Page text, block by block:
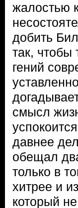
жалостью
добить
так, чтобы
гений
смысл
давнее
обещал
только в
хитрее и
который